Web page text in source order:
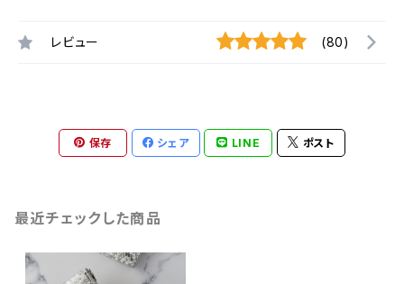
レビュー (80)
保存 シェア LINE ポスト
最近チェックした商品